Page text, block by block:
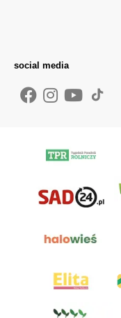
social media